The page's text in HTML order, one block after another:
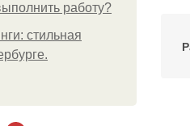
работу?
стильная